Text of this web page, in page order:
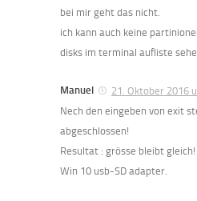
bei mir geht das nicht.
ich kann auch keine
disks im terminal aufliste
Manuel
21. Oktober 2016
Nech den eingeben von exit
abgeschlossen!
Resultat : grösse bleibt gleich!
Win 10 usb-SD adapter.